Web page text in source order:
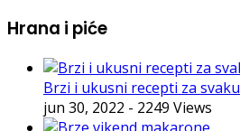
Hrana i piće
Brzi i ukusni recepti za svaku
jun 30, 2022 - 2249 Views